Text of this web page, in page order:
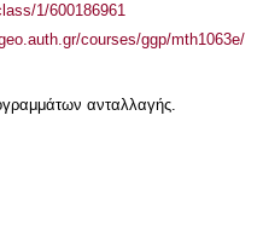
1/600186961
courses/ggp/mth1063e/
ανταλλαγής.